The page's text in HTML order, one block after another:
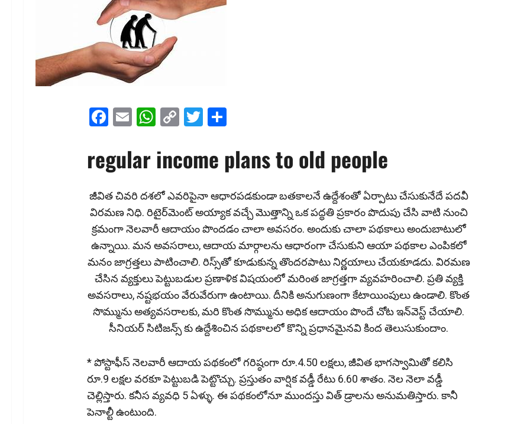
Facebook
EmailWhatsApp
CopyTwitter
regular income plans to old people
జీవిత చివ‌రి ద‌శ‌లో ఎవరిపైనా ఆధారపడకుండా బ‌త‌కాల‌నే ఉద్దేశంతో ఏర్పాటు చేసుకునేదే పదవీ
విరమణ నిధి. రిటైర్‌మెంట్ అయ్యాక వ‌చ్చే మొత్తాన్ని ఒక ప‌ద్ధ‌తి ప్ర‌కారం పొదుపు చేసి వాటి నుంచి
క్ర‌మంగా నెల‌వారీ ఆదాయం పొంద‌డం చాలా అవ‌స‌రం. అందుకు చాలా ప‌థ‌కాలు అందుబాటులో
ఉన్నాయి. మ‌న అవ‌స‌రాలు, ఆదాయ మార్గాలను ఆధారంగా చేసుకుని ఆయా ప‌థ‌కాల ఎంపిక‌లో
మ‌నం జాగ్ర‌త్త‌లు పాటించాలి. రిస్స్‌తో కూడుకున్న తొంద‌ర‌పాటు నిర్ణ‌యాలు చేయ‌కూడ‌దు. విరమణ‌
చేసిన వ్యక్తులు పెట్టుబడుల ప్రణాళిక విషయంలో మరింత జాగ్రత్తగా వ్యవహరించాలి. ప్రతి వ్యక్తి
అవసరాలు, నష్టభయం వేరువేరుగా ఉంటాయి. దీనికి అనుగుణంగా కేటాయింపులు ఉండాలి. కొంత
సొమ్మును అత్య‌వ‌సరాల‌కు, మ‌రి కొంత సొమ్మును అధిక ఆదాయం పొందే చోట ఇన్‌వెస్ట్ చేయాలి.
సీనియ‌ర్ సిటిజ‌న్స్ కు ఉద్దేశించిన ప‌థ‌కాల‌లో కొన్ని ప్ర‌ధాన‌మైన‌వి కింద తెలుసుకుందాం.
* పోస్టాఫీస్ నెల‌వారీ ఆదాయ ప‌థ‌కంలో గ‌రిష్ఠంగా రూ.4.50 లక్షలు, జీవిత భాగస్వామితో కలిసి
రూ.9 లక్షల వరకూ పెట్టుబడి పెట్టొచ్చు. ప్రస్తుతం వార్షిక వడ్డీ రేటు 6.60 శాతం. నెల నెలా వడ్డీ
చెల్లిస్తారు. కనీస వ్యవధి 5 ఏళ్ళు. ఈ పథ‌కంలోనూ ముందస్తు విత్ డ్రాలను అనుమతిస్తారు. కానీ
పెనాల్టీ ఉంటుంది.